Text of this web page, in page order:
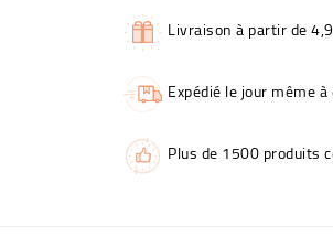
Livraison à partir de
Expédié le jour même
Plus de 1500 produits